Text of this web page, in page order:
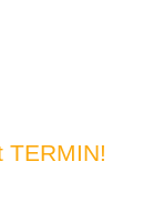
TERMIN!